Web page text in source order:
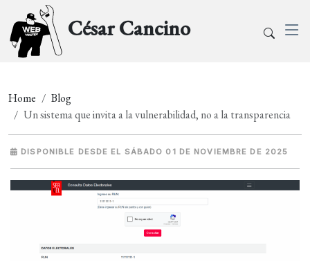
César Cancino
Home
Blog
Un sistema que invita a la vulnerabilidad, no a la transparencia
DISPONIBLE DESDE EL SÁBADO 01 DE NOVIEMBRE DE 2025